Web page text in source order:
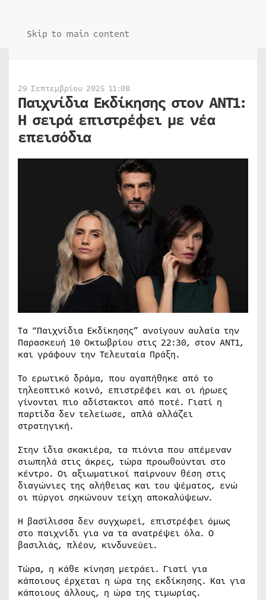
Skip to main content
29 Σεπτεμβρίου 2025 11:08
Παιχνίδια Εκδίκησης στον ΑΝΤ1:
Η σειρά επιστρέφει με νέα
επεισόδια
Τα “Παιχνίδια Εκδίκησης” ανοίγουν αυλαία την
Παρασκευή 10 Οκτωβρίου στις 22:30, στον ΑΝΤ1,
και γράφουν την Τελευταία Πράξη.
Το ερωτικό δράμα, που αγαπήθηκε από το
τηλεοπτικό κοινό, επιστρέφει και οι ήρωες
γίνονται πιο αδίστακτοι από ποτέ. Γιατί η
παρτίδα δεν τελείωσε, απλά αλλάζει
στρατηγική.
Στην ίδια σκακιέρα, τα πιόνια που απέμεναν
σιωπηλά στις άκρες, τώρα προωθούνται στο
κέντρο. Οι αξιωματικοί παίρνουν θέση στις
διαγώνιες της αλήθειας και του ψέματος, ενώ
οι πύργοι σηκώνουν τείχη αποκαλύψεων.
Η βασίλισσα δεν συγχωρεί, επιστρέφει όμως
στο παιχνίδι για να τα ανατρέψει όλα. Ο
βασιλιάς, πλέον, κινδυνεύει.
Τώρα, η κάθε κίνηση μετράει. Γιατί για
κάποιους έρχεται η ώρα της εκδίκησης. Και για
κάποιους άλλους, η ώρα της τιμωρίας.